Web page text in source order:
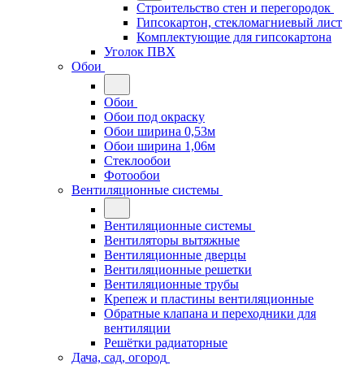
Строительство стен и перегородок
Гипсокартон, стекломагниевый лист
Комплектующие для гипсокартона
Уголок ПВХ
Обои
Обои
Обои под окраску
Обои ширина 0,53м
Обои ширина 1,06м
Стеклообои
Фотообои
Вентиляционные системы
Вентиляционные системы
Вентиляторы вытяжные
Вентиляционные дверцы
Вентиляционные решетки
Вентиляционные трубы
Крепеж и пластины вентиляционные
Обратные клапана и переходники для
вентиляции
Решётки радиаторные
Дача, сад, огород